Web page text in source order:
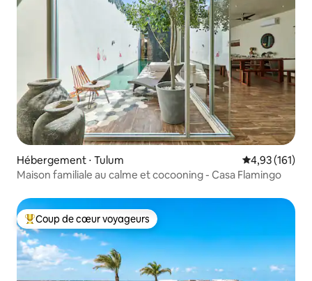
Hébergement ⋅ Tulum Évaluation
4,93 (161)
Maison familiale au calme et cocooning - Casa Flamingo
Coups de cœur voyageurs les plus appréciés
Coup de cœur voyageurs